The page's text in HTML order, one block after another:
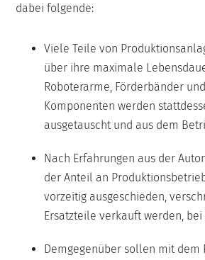
dabei folgende:
Viele Teile von
über ihre maximale
Roboterarme, Förderbänder
Komponenten werden
ausgetauscht und aus dem
Nach Erfahrungen aus der
der Anteil an
vorzeitig ausgeschieden,
Ersatzteile verkauft werden, bei
Demgegenüber sollen mit dem